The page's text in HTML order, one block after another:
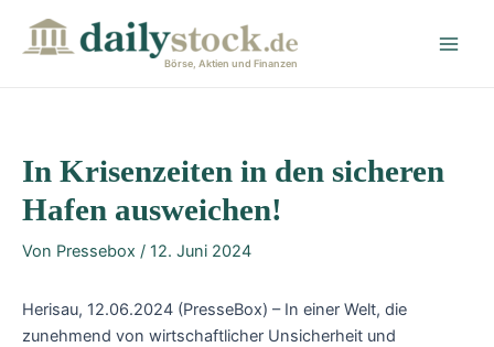
Börse, Aktien und Finanzen
In Krisenzeiten in den sicheren
Hafen ausweichen!
Von Pressebox / 12. Juni 2024
Herisau, 12.06.2024 (PresseBox) – In einer Welt, die
zunehmend von wirtschaftlicher Unsicherheit und